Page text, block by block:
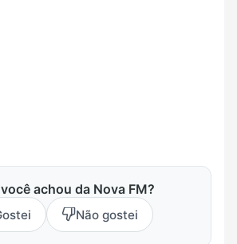
achou da Nova FM?
Não gostei